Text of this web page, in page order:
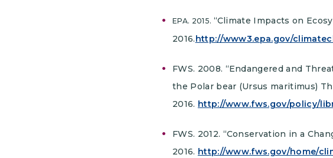
EPA. 2015. “Climate Impacts on
2016.http://www3.epa.gov/
FWS. 2008. “Endangered and
the Polar bear (Ursus maritimus)
2016. http://www.fws.gov/policy/
FWS. 2012. “Conservation in a
2016. http://www.fws.gov/home/